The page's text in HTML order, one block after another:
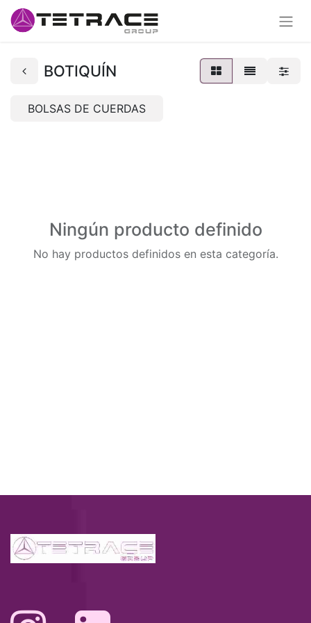
BOTIQUÍN
BOLSAS DE CUERDAS
Ningún producto definido
No hay productos definidos en esta categoría.